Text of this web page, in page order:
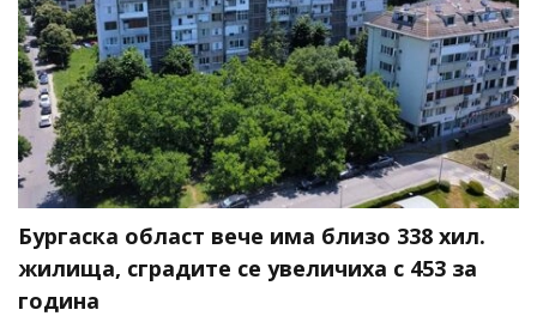
Бургаска област вече има близо 338 хил.
жилища, сградите се увеличиха с 453 за
година